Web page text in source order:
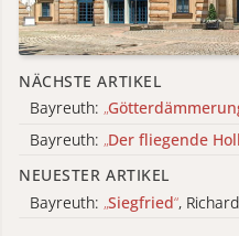
NÄCHSTE ARTIKEL
Bayreuth: „
Bayreuth: „Der fliegende
NEUESTER ARTIKEL
Bayreuth: „Siegfried“,